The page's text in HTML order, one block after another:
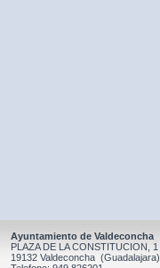
Ayuntamiento de Valdeconcha
PLAZA DE LA CONSTITUCION, 1
19132 Valdeconcha (Guadalajara)